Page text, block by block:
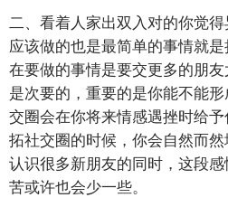
二、看着人家出双入对的你觉
应该做的也是最简单的事情就
在要做的事情是要交更多的朋
是次要的，重要的是你能不能
交圈会在你将来情感遇挫时给
拓社交圈的时候，你会自然而
认识很多新朋友的同时，这段
苦或许也会少一些。